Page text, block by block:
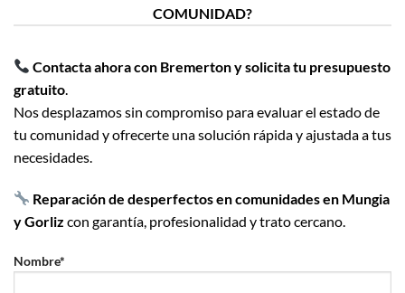
COMUNIDAD?
Contacta ahora con Bremerton y solicita tu presupuesto
gratuito
Nos desplazamos sin compromiso para evaluar el estado de
tu comunidad y ofrecerte una solución rápida y ajustada a tus
necesidades.
Reparación de desperfectos en comunidades en Mungia
y Gorliz con garantía, profesionalidad y trato cercano.
Nombre*